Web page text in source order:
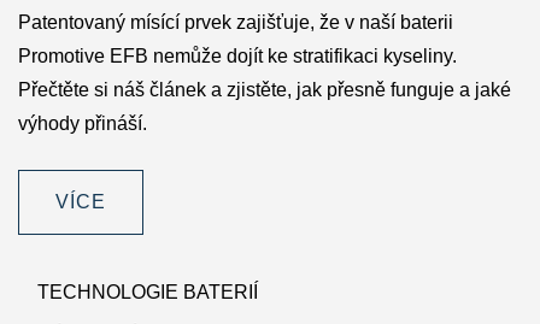
Patentovaný mísící prvek zajišťuje, že v naší baterii
Promotive EFB nemůže dojít ke stratifikaci kyseliny.
Přečtěte si náš článek a zjistěte, jak přesně funguje a jaké
výhody přináší.
VÍCE
TECHNOLOGIE BATERIÍ